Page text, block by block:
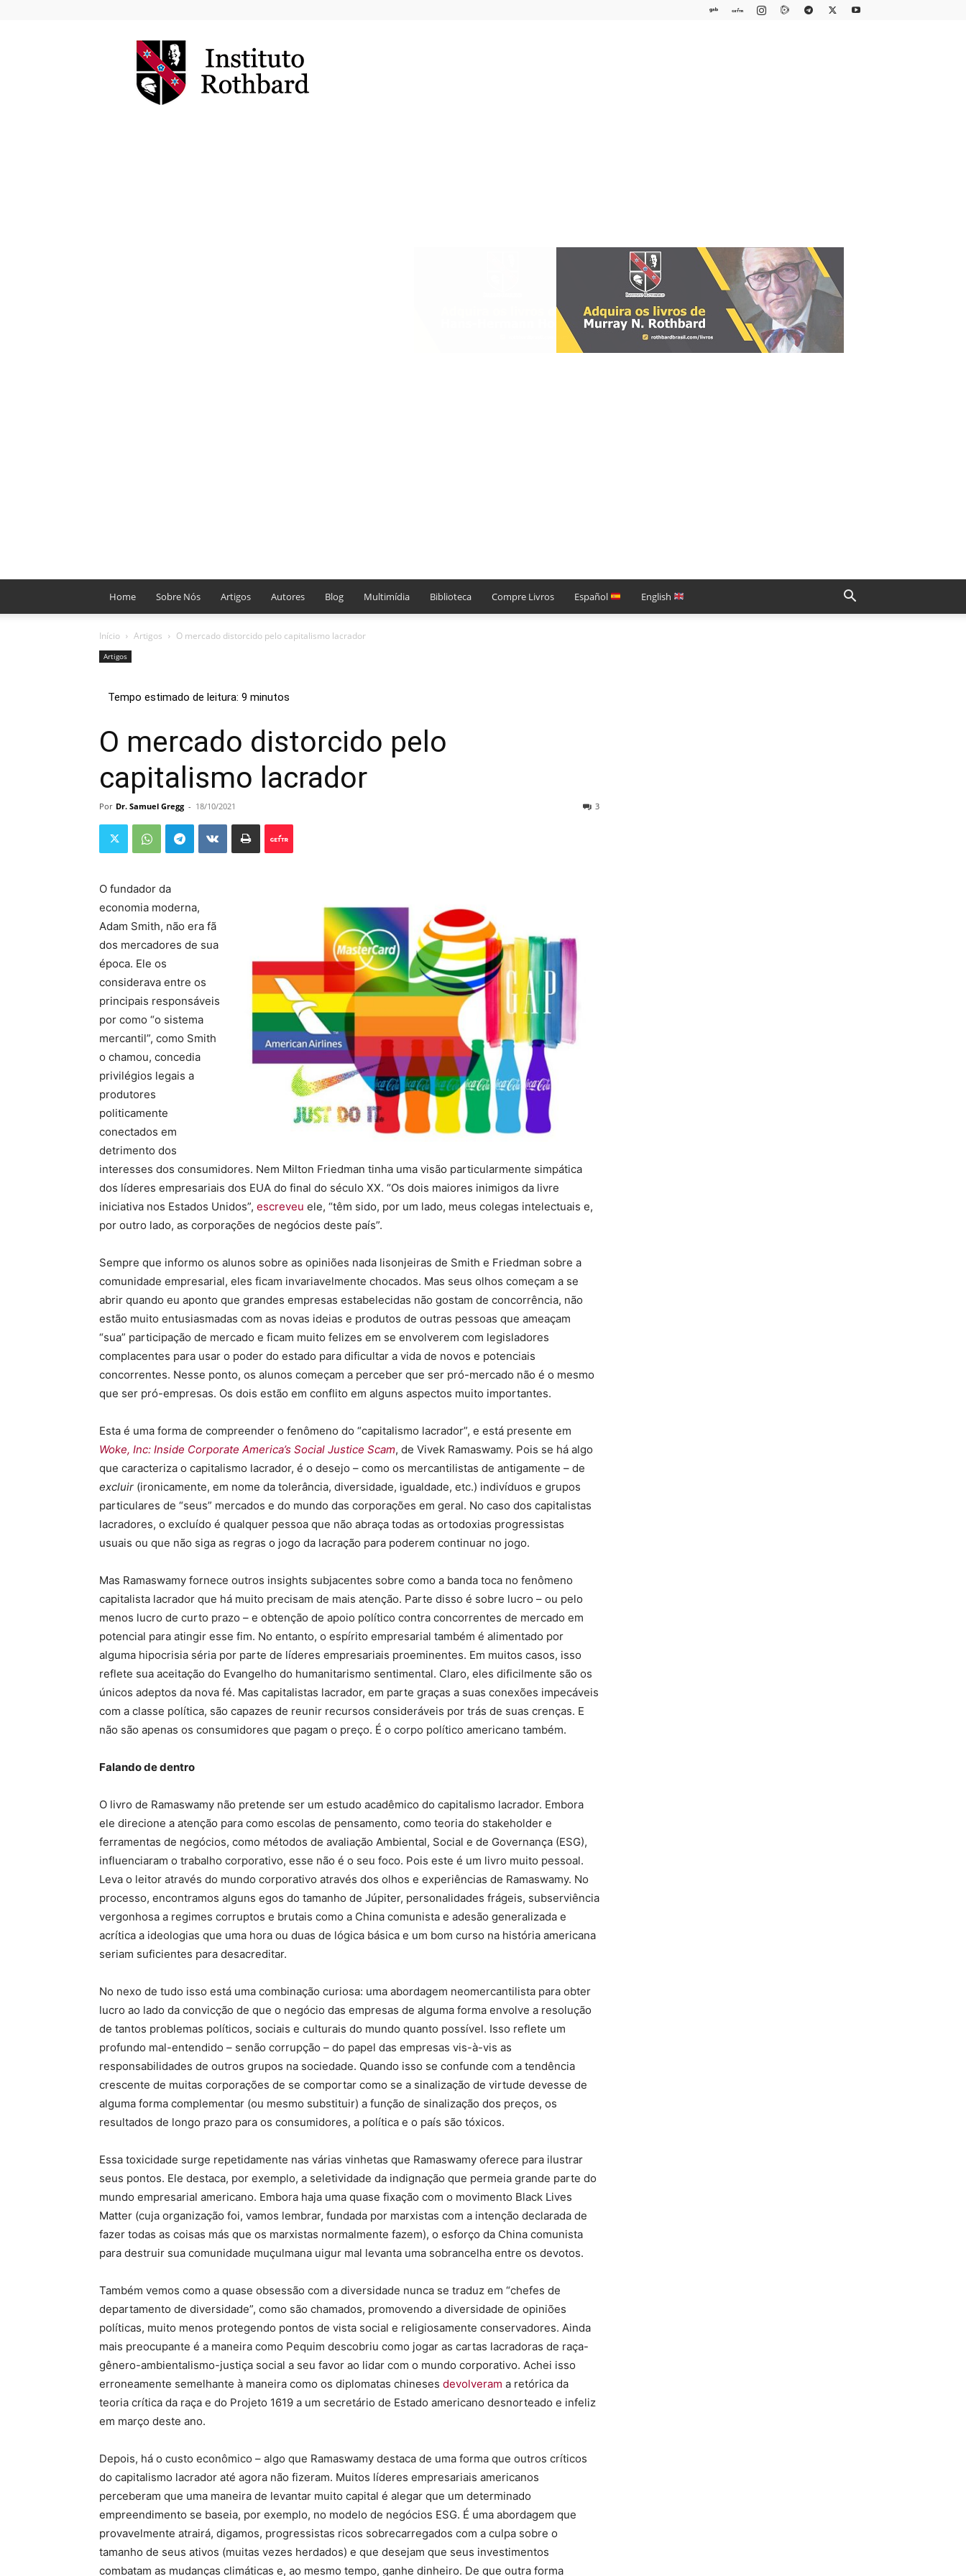
Instituto
Rothbard
Brasil
Home Sobre Nós Artigos Autores Blog Multimídia Biblioteca Compre Livros Español English
Início Artigos O mercado distorcido pelo capitalismo lacrador
Artigos
O mercado distorcido pelo
capitalismo lacrador
Por Dr. Samuel Gregg - 18/10/2021 3
O fundador da
economia moderna,
Adam Smith, não era fã
dos mercadores de sua
época. Ele os
considerava entre os
principais responsáveis
​​por como “o sistema
mercantil”, como Smith
o chamou, concedia
privilégios legais a
produtores
politicamente
conectados em
detrimento dos
interesses dos consumidores. Nem Milton Friedman tinha uma visão particularmente simpática
dos líderes empresariais dos EUA do final do século XX. “Os dois maiores inimigos da livre
iniciativa nos Estados Unidos”, escreveu ele, “têm sido, por um lado, meus colegas intelectuais e,
por outro lado, as corporações de negócios deste país”.
Sempre que informo os alunos sobre as opiniões nada lisonjeiras de Smith e Friedman sobre a
comunidade empresarial, eles ficam invariavelmente chocados. Mas seus olhos começam a se
abrir quando eu aponto que grandes empresas estabelecidas não gostam de concorrência, não
estão muito entusiasmadas com as novas ideias e produtos de outras pessoas que ameaçam
“sua” participação de mercado e ficam muito felizes em se envolverem com legisladores
complacentes para usar o poder do estado para dificultar a vida de novos e potenciais
concorrentes. Nesse ponto, os alunos começam a perceber que ser pró-mercado não é o mesmo
que ser pró-empresas. Os dois estão em conflito em alguns aspectos muito importantes.
Esta é uma forma de compreender o fenômeno do “capitalismo lacrador”, e está presente em
Woke, Inc: Inside Corporate America’s Social Justice Scam, de Vivek Ramaswamy. Pois se há algo
que caracteriza o capitalismo lacrador, é o desejo – como os mercantilistas de antigamente – de
excluir (ironicamente, em nome da tolerância, diversidade, igualdade, etc.) indivíduos e grupos
particulares de “seus” mercados e do mundo das corporações em geral. No caso dos capitalistas
lacradores, o excluído é qualquer pessoa que não abraça todas as ortodoxias progressistas
usuais ou que não siga as regras o jogo da lacração para poderem continuar no jogo.
Mas Ramaswamy fornece outros insights subjacentes sobre como a banda toca no fenômeno
capitalista lacrador que há muito precisam de mais atenção. Parte disso é sobre lucro – ou pelo
menos lucro de curto prazo – e obtenção de apoio político contra concorrentes de mercado em
potencial para atingir esse fim. No entanto, o espírito empresarial também é alimentado por
alguma hipocrisia séria por parte de líderes empresariais proeminentes. Em muitos casos, isso
reflete sua aceitação do Evangelho do humanitarismo sentimental. Claro, eles dificilmente são os
únicos adeptos da nova fé. Mas capitalistas lacrador, em parte graças a suas conexões impecáveis
​​com a classe política, são capazes de reunir recursos consideráveis ​​por trás de suas crenças. E
não são apenas os consumidores que pagam o preço. É o corpo político americano também.
Falando de dentro
O livro de Ramaswamy não pretende ser um estudo acadêmico do capitalismo lacrador. Embora
ele direcione a atenção para como escolas de pensamento, como teoria do stakeholder e
ferramentas de negócios, como métodos de avaliação Ambiental, Social e de Governança (ESG),
influenciaram o trabalho corporativo, esse não é o seu foco. Pois este é um livro muito pessoal.
Leva o leitor através do mundo corporativo através dos olhos e experiências de Ramaswamy. No
processo, encontramos alguns egos do tamanho de Júpiter, personalidades frágeis, subserviência
vergonhosa a regimes corruptos e brutais como a China comunista e adesão generalizada e
acrítica a ideologias que uma hora ou duas de lógica básica e um bom curso na história americana
seriam suficientes para desacreditar.
No nexo de tudo isso está uma combinação curiosa: uma abordagem neomercantilista para obter
lucro ao lado da convicção de que o negócio das empresas de alguma forma envolve a resolução
de tantos problemas políticos, sociais e culturais do mundo quanto possível. Isso reflete um
profundo mal-entendido – senão corrupção – do papel das empresas vis-à-vis as
responsabilidades de outros grupos na sociedade. Quando isso se confunde com a tendência
crescente de muitas corporações de se comportar como se a sinalização de virtude devesse de
alguma forma complementar (ou mesmo substituir) a função de sinalização dos preços, os
resultados de longo prazo para os consumidores, a política e o país são tóxicos.
Essa toxicidade surge repetidamente nas várias vinhetas que Ramaswamy oferece para ilustrar
seus pontos. Ele destaca, por exemplo, a seletividade da indignação que permeia grande parte do
mundo empresarial americano. Embora haja uma quase fixação com o movimento Black Lives
Matter (cuja organização foi, vamos lembrar, fundada por marxistas com a intenção declarada de
fazer todas as coisas más que os marxistas normalmente fazem), o esforço da China comunista
para destruir sua comunidade muçulmana uigur mal levanta uma sobrancelha entre os devotos.
Também vemos como a quase obsessão com a diversidade nunca se traduz em “chefes de
departamento de diversidade”, como são chamados, promovendo a diversidade de opiniões
políticas, muito menos protegendo pontos de vista social e religiosamente conservadores. Ainda
mais preocupante é a maneira como Pequim descobriu como jogar as cartas lacradoras de raça-
gênero-ambientalismo-justiça social a seu favor ao lidar com o mundo corporativo. Achei isso
erroneamente semelhante à maneira como os diplomatas chineses devolveram a retórica da
teoria crítica da raça e do Projeto 1619 a um secretário de Estado americano desnorteado e infeliz
em março deste ano.
Depois, há o custo econômico – algo que Ramaswamy destaca de uma forma que outros críticos
do capitalismo lacrador até agora não fizeram. Muitos líderes empresariais americanos
perceberam que uma maneira de levantar muito capital é alegar que um determinado
empreendimento se baseia, por exemplo, no modelo de negócios ESG. É uma abordagem que
provavelmente atrairá, digamos, progressistas ricos sobrecarregados com a culpa sobre o
tamanho de seus ativos (muitas vezes herdados) e que desejam que seus investimentos
combatam as mudanças climáticas e, ao mesmo tempo, ganhe dinheiro. De que outra forma